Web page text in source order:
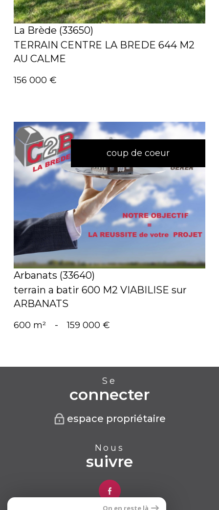
La Brède (33650)
TERRAIN CENTRE LA BREDE 644 M2
AU CALME
156 000 €
coup de coeur
voir le bien
Arbanats (33640)
terrain a batir 600 M2 VIABILISE sur
ARBANATS
600 m² - 159 000 €
Se
connecter
espace propriétaire
Nous
suivre
On en reste là